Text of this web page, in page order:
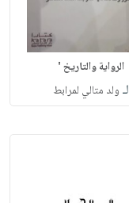
الرواية والتاريخ '
لـ ولد متالي لمرابط